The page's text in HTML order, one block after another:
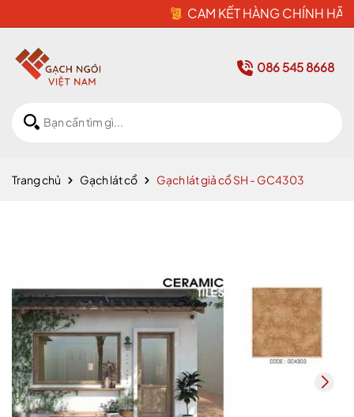
CAM KẾT HÀNG CHÍNH HÃNG
086 545 8668
Trang chủ Gạch lát cổ Gạch lát giả cổ SH - GC4303